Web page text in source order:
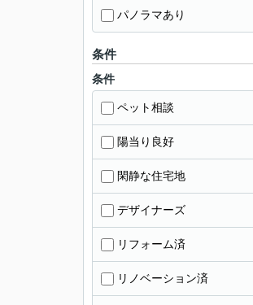
パノラマあり
条件
条件
ペット相談
陽当り良好
閑静な住宅地
デザイナーズ
リフォーム済
リノベーション済